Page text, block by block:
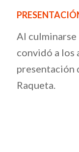
Al culminarse
convidó a los
presentación
Raqueta.